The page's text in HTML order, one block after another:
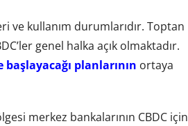
ve kullanım durumlarıdır. Toptan
genel halka açık olmaktadır.
başlayacağı planlarının ortaya
merkez bankalarının CBDC için